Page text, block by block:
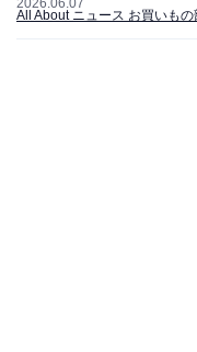
2026.06.07
All About ニュース お買いもの